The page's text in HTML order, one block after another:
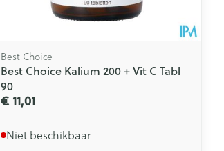
Best Choice
Best Choice Kalium 200 + Vit C Tabl
90
€ 11,01
Niet beschikbaar